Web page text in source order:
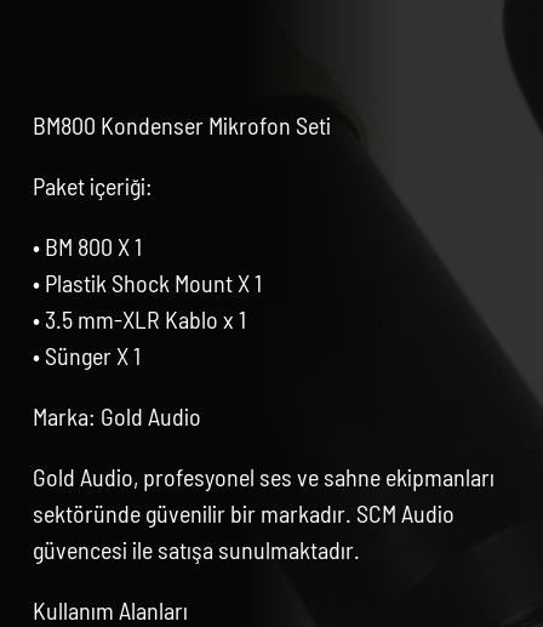
BM800 Kondenser Mikrofon Seti
Paket içeriği:
• BM 800 X 1
• Plastik Shock Mount X 1
• 3.5 mm-XLR Kablo x 1
• Sünger X 1
Marka: Gold Audio
Gold Audio, profesyonel ses ve sahne ekipmanları
sektöründe güvenilir bir markadır. SCM Audio
güvencesi ile satışa sunulmaktadır.
Kullanım Alanları